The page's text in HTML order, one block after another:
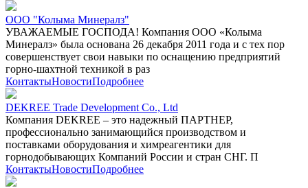
ООО "Колыма Минералз"
УВАЖАЕМЫЕ ГОСПОДА! Компания ООО «Колыма
Минералз» была основана 26 декабря 2011 года и с тех пор
совершенствует свои навыки по оснащению предприятий
горно-шахтной техникой в раз
КонтактыНовостиПодробнее
DEKREE Trade Development Co., Ltd
Компания DEKREE – это надежный ПАРТНЕР,
профессионально занимающийся производством и
поставками оборудования и химреагентики для
горнодобывающих Компаний России и стран СНГ. П
КонтактыНовостиПодробнее